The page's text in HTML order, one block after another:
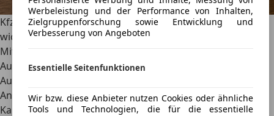
Werbeleistung und der Performance von Inhalten,
Zielgruppenforschung sowie Entwicklung und
Verbesserung von Angeboten
Essentielle Seitenfunktionen
Wir bzw. diese Anbieter nutzen Cookies oder ähnliche
Tools und Technologien, die für die essentielle
Kfz-Kaufvertrag fürs Auto: Kostenlose Vorlage und
wichtige Tipps
Mit einem Kfz-Kaufvertrag sicherst du dich beim privaten
Autokauf oder Autoverkauf ab. Lade die kostenlose
AutoScout24-Vorlage herunter und erfahre, welche
Angaben, Mängel und Übergabedetails im Auto-
Kaufvertrag festgehalten werden sollten.